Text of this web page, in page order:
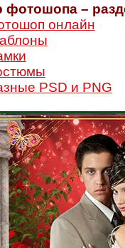
фотошопа –
онлайн
PSD и PNG